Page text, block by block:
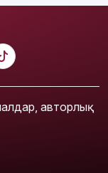
авторлық